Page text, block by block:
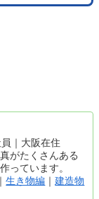
｜大阪在住
がたくさんある
っています。
｜生き物編 ｜建造物